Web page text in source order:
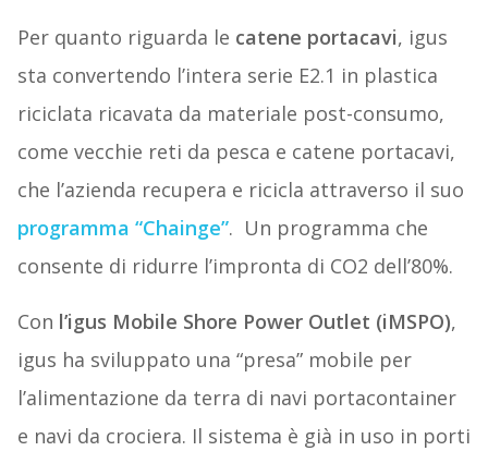
Per quanto riguarda le catene portacavi, igus
sta convertendo l’intera serie E2.1 in plastica
riciclata ricavata da materiale post-consumo,
come vecchie reti da pesca e catene portacavi,
che l’azienda recupera e ricicla attraverso il suo
programma “Chainge”. Un programma che
consente di ridurre l’impronta di CO2 dell’80%.
Con l’igus Mobile Shore Power Outlet (iMSPO),
igus ha sviluppato una “presa” mobile per
l’alimentazione da terra di navi portacontainer
e navi da crociera. Il sistema è già in uso in porti